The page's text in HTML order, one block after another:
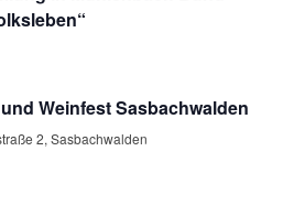
Weinfest Sasbachwalden
2, Sasbachwalden